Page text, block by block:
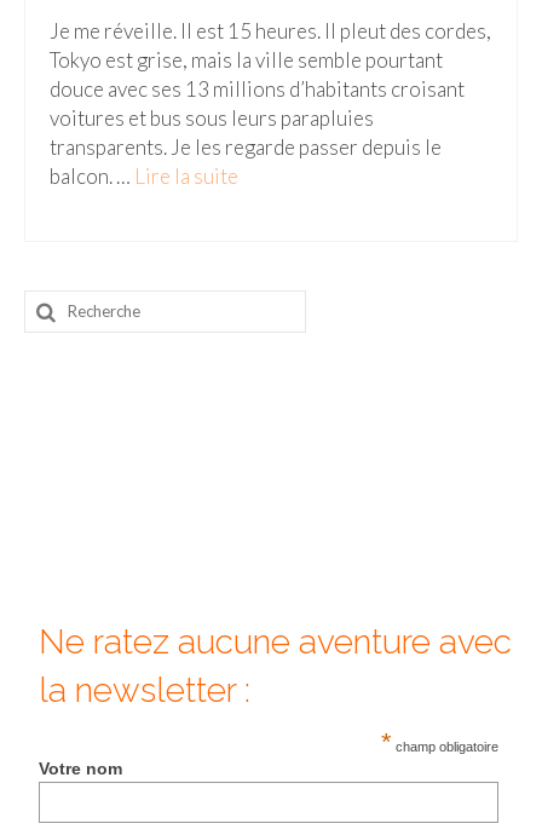
– Hué & Hoi An
– Quy Nhon
BONNES ADRESSES
BERLIN
CHIANG MAI
Restos chinois
Restos coréens
Je me réveille. Il est 15 heures. Il pleut des cordes,
Tokyo est grise, mais la ville semble pourtant
douce avec ses 13 millions d’habitants croisant
voitures et bus sous leurs parapluies
transparents. Je les regarde passer depuis le
balcon. … Lire la suite­­
Rechercher
:
Ne ratez aucune aventure avec
la newsletter :
* champ obligatoire
Votre nom